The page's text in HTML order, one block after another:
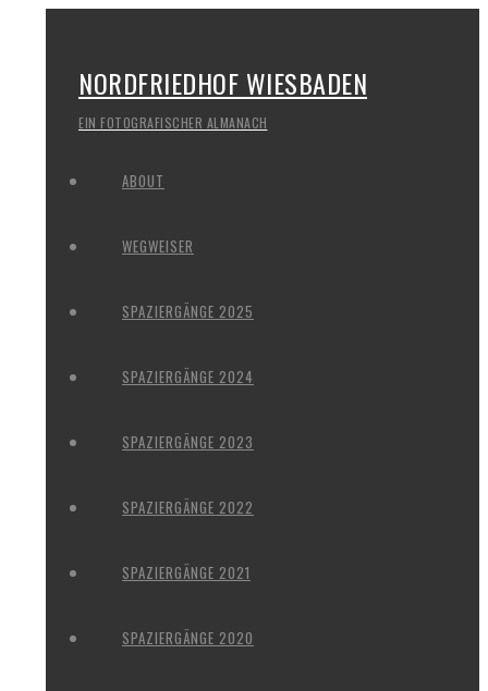
NORDFRIEDHOF WIESBADEN
EIN FOTOGRAFISCHER ALMANACH
ABOUT
WEGWEISER
SPAZIERGÄNGE 2025
SPAZIERGÄNGE 2024
SPAZIERGÄNGE 2023
SPAZIERGÄNGE 2022
SPAZIERGÄNGE 2021
SPAZIERGÄNGE 2020